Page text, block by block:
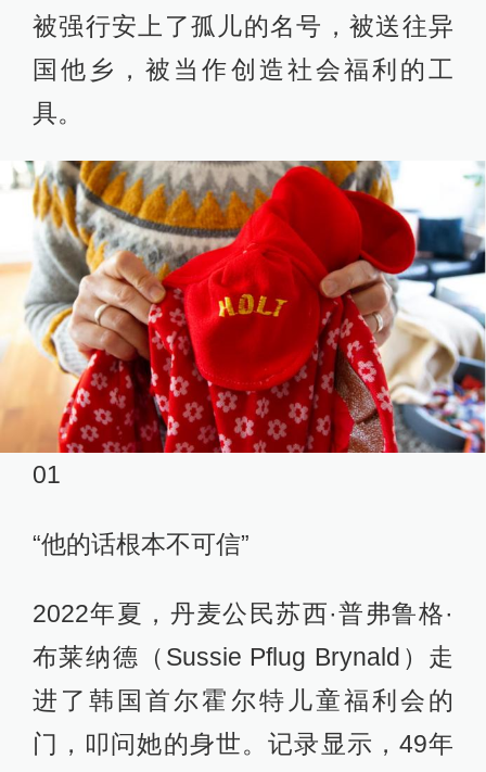
被强行安上了孤儿的名号，被送往异
国他乡，被当作创造社会福利的工
具。
01
“他的话根本不可信”
2022年夏，丹麦公民苏西·普弗鲁格·
布莱纳德（Sussie Pflug Brynald）走
进了韩国首尔霍尔特儿童福利会的
门，叩问她的身世。记录显示，49年